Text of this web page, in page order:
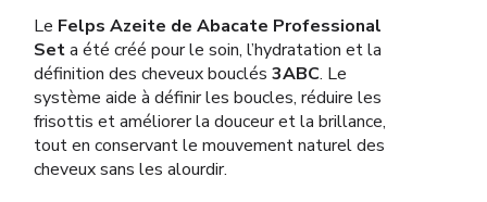
Le Felps Azeite de Abacate Professional
Seta été créé pour le soin, l’hydratation et la
définition des cheveux bouclés 3ABC. Le
système aide à définir les boucles, réduire les
frisottis et améliorer la douceur et la brillance,
tout en conservant le mouvement naturel des
cheveux sans les alourdir.